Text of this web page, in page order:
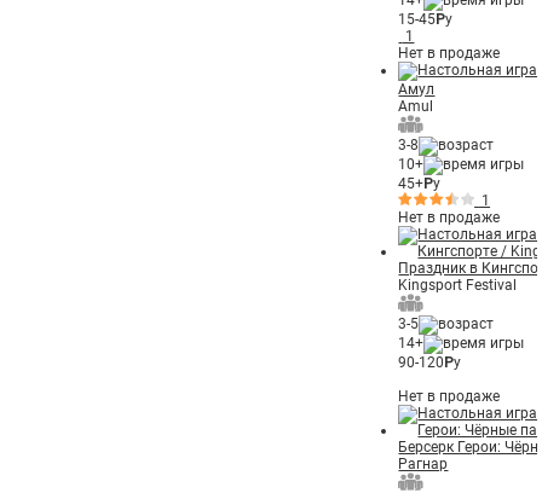
15-45Ру
1
Нет в продаже
Амул
Amul
3-8
10+
45+Ру
1
Нет в продаже
Праздник в
Kingsport Festival
3-5
14+
90-120 Ру
Нет в продаже
Берсерк Герои:
Рагнар